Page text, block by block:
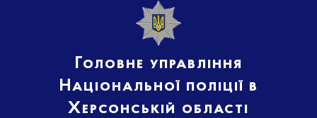
Головне управління
Національної поліції в
Херсонській області